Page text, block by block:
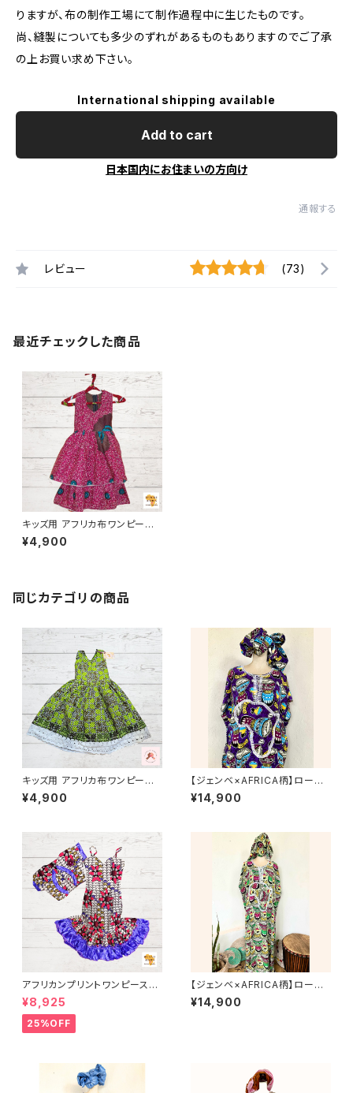
りますが、布の制作工場にて制作過程中に生じたものです。
尚、縫製についても多少のずれがあるものもありますのでご了承
の上お買い求め下さい。
International shipping available
Add to cart
日本国内にお住まいの方向け
通報する
レビュー (73)
最近チェックした商品
キッズ用 アフリカ布ワンピース
カンガ キテンゲ ギニア フェアト
レード INUWALIAFRICA イヌ
¥4,900
同じカテゴリの商品
キッズ用 アフリカ布ワンピース
カンガ キテンゲ ギニア フェアト
レード INUWALIAFRICA イヌ
¥4,900
【ジェンベ×AFRICA柄】ローブ
（お揃いの大判布付き）パープル
｜アフリカンダンス衣装にもお
¥14,900
アフリカンプリントワンピース＆
ボレロのセット アフリカ布 カン
ガ キテンゲ ギニア フェアトレー
ド INUWALIAFRICA
¥8,925
25%OFF
【ジェンベ×AFRICA柄】ローブ
（お揃いの大判布付き）｜アフリ
カンダンス衣装にもおすすめ
¥14,900